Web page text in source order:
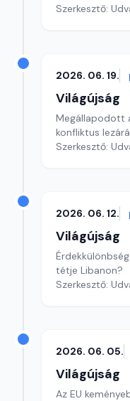
Szerkesztő:
2026. 06. 19.
Világújság
Megállapodott
konfliktus
Szerkesztő:
2026. 06. 12.
Világújság
tétje Libanon?
Szerkesztő:
2026. 06. 05.
Világújság
Az EU